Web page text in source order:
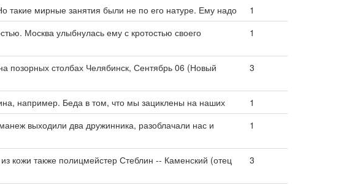
такие мирные занятия были не по его натуре. Ему надо
1
Москва улыбнулась ему с кротостью своего
1
позорных столбах Челябинск, Сентябрь 06 (Новый
3
например. Беда в том, что мы зациклены на наших
1
выходили два дружинника, разоблачали нас и
1
кожи также полицмейстер Стеблин -- Каменский (отец
3